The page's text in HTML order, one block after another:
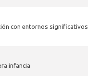
con entornos significativos
infancia